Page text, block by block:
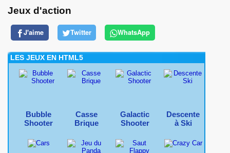
Jeux d'action
J'aime Twitter WhatsApp
LES JEUX EN HTML5
Bubble
Shooter
Casse
Brique
Galactic
Shooter
Descente
à Ski